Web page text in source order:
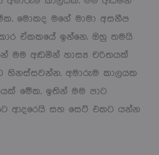
මොකද මගේ මාමා අසනීප
ඒකකයේ ඉන්නෙ. ඔහු තමයි
මම අඬමින් හාස්‍ය චරිතයක්
හිනස්සවන්න. අමාරුම කාලයක
මේක. ඉතින් මම පාට
ආදරෙයි සහ සෙට් එකට යන්න